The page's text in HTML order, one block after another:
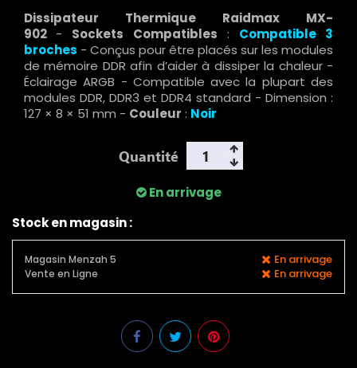
Dissipateur Thermique Raidmax MX-
902 - Sockets Compatibles : Compatible 3
broches - Conçus pour être placés sur les modules
de mémoire DDR afin d’aider à dissiper la chaleur -
Éclairage ARGB - Compatible avec la plupart des
modules DDR, DDR3 et DDR4 standard - Dimension :
127 × 8 × 51 mm - Couleur : Noir
Quantité
En arrivage
Stock en magasin :
Magasin Menzah 5 En arrivage
Vente en Ligne En arrivage